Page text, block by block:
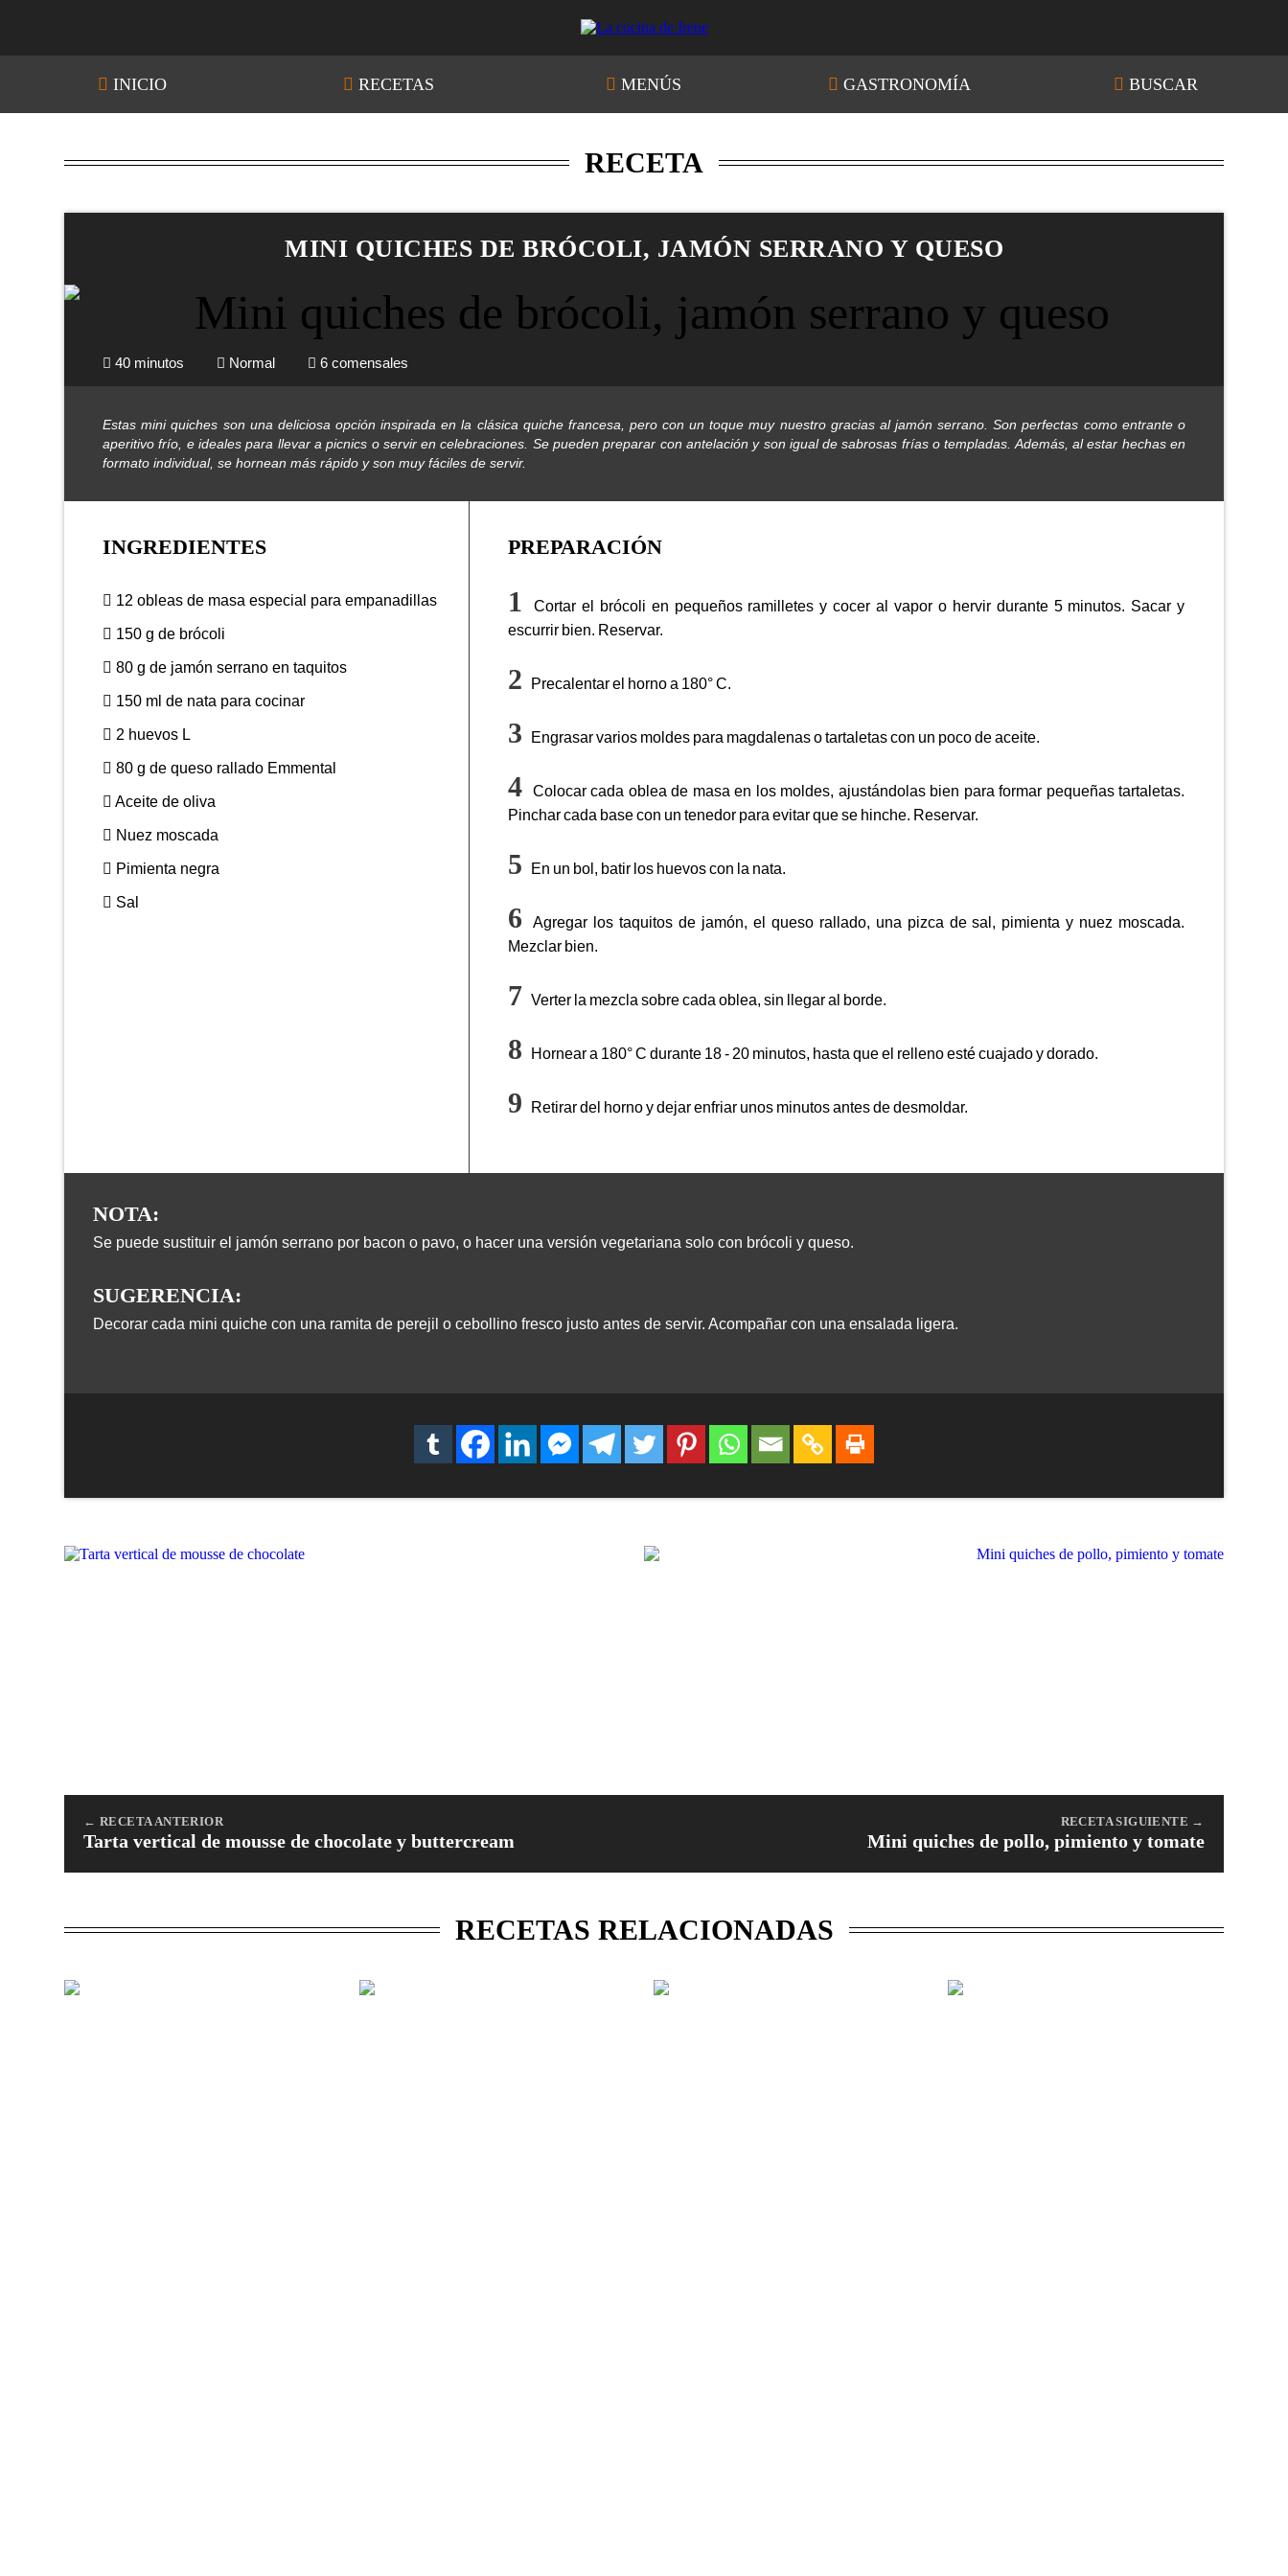
INICIO RECETAS MENÚS GASTRONOMÍA BUSCAR
RECETA
MINI QUICHES DE BRÓCOLI, JAMÓN SERRANO Y QUESO
40 minutos Normal 6 comensales
Estas mini quiches son una deliciosa opción inspirada en la clásica quiche francesa, pero con un toque muy nuestro gracias al jamón serrano. Son perfectas como entrante o
aperitivo frío, e ideales para llevar a picnics o servir en celebraciones. Se pueden preparar con antelación y son igual de sabrosas frías o templadas. Además, al estar hechas en
formato individual, se hornean más rápido y son muy fáciles de servir.
INGREDIENTES
12 obleas de masa especial para empanadillas
150 g de brócoli
80 g de jamón serrano en taquitos
150 ml de nata para cocinar
2 huevos L
80 g de queso rallado Emmental
Aceite de oliva
Nuez moscada
Pimienta negra
Sal
PREPARACIÓN
Cortar el brócoli en pequeños ramilletes y cocer al vapor o hervir durante 5 minutos. Sacar y
escurrir bien. Reservar.
Precalentar el horno a 180° C.
Engrasar varios moldes para magdalenas o tartaletas con un poco de aceite.
Colocar cada oblea de masa en los moldes, ajustándolas bien para formar pequeñas tartaletas.
Pinchar cada base con un tenedor para evitar que se hinche. Reservar.
En un bol, batir los huevos con la nata.
Agregar los taquitos de jamón, el queso rallado, una pizca de sal, pimienta y nuez moscada.
Mezclar bien.
Verter la mezcla sobre cada oblea, sin llegar al borde.
Hornear a 180° C durante 18 - 20 minutos, hasta que el relleno esté cuajado y dorado.
Retirar del horno y dejar enfriar unos minutos antes de desmoldar.
NOTA:
Se puede sustituir el jamón serrano por bacon o pavo, o hacer una versión vegetariana solo con brócoli y queso.
SUGERENCIA:
Decorar cada mini quiche con una ramita de perejil o cebollino fresco justo antes de servir. Acompañar con una ensalada ligera.
← RECETA ANTERIOR
Tarta vertical de mousse de chocolate y buttercream
RECETA SIGUIENTE →
Mini quiches de pollo, pimiento y tomate
RECETAS RELACIONADAS